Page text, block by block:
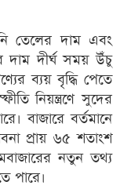
তেলের দাম এবং
দাম দীর্ঘ সময় উঁচু
ব্যয় বৃদ্ধি পেতে
নিয়ন্ত্রণে সুদের
বাজারে বর্তমানে
প্রায় ৬৫ শতাংশ
নতুন তথ্য
পারে।